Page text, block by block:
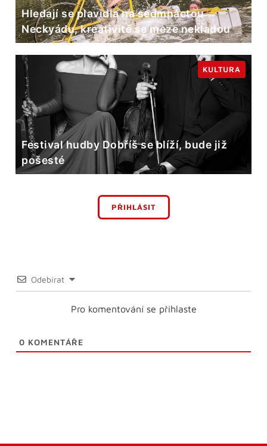
Hledají se plavidla na sedmnáctou
Neckyádu, kreativitě se meze nekladou
Festival hudby Dobříš se blíží, bude již
pošesté
KULTURA
PŘIHLÁSIT
Odebírat
Pro komentování se přihlaste
0 KOMENTÁŘE